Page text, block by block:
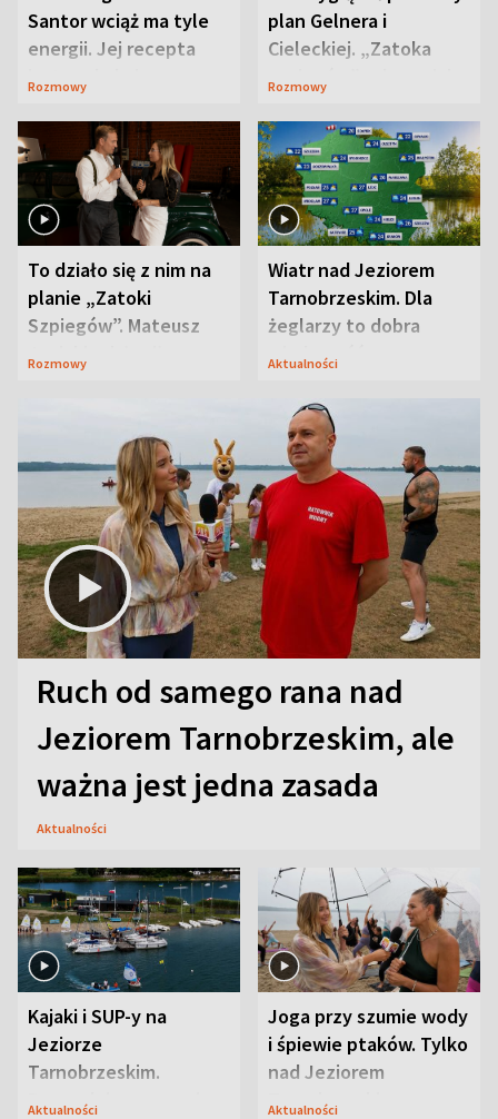
Santor wciąż ma tyle
energii. Jej recepta
jest zaskakująco
Rozmowy
plan Gelnera i
Cieleckiej. „Zatoka
szpiegów” od razu ich
Rozmowy
To działo się z nim na
planie „Zatoki
Szpiegów”. Mateusz
Janicki odsłonił
Rozmowy
Wiatr nad Jeziorem
Tarnobrzeskim. Dla
żeglarzy to dobra
wiadomość
Aktualności
Ruch od samego rana nad
Jeziorem Tarnobrzeskim, ale
ważna jest jedna zasada
Aktualności
Kajaki i SUP-y na
Jeziorze
Tarnobrzeskim.
Przyrodnicy zwracają
Aktualności
Joga przy szumie wody
i śpiewie ptaków. Tylko
nad Jeziorem
Tarnobrzeskim
Aktualności